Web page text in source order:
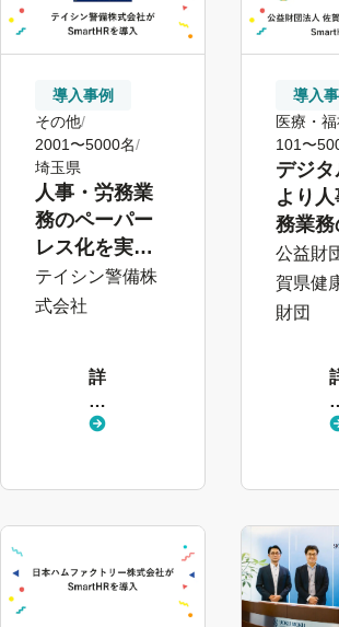
導入事例
その他
2001〜5000名
埼玉県
人事・労務業
務のペーパー
レス化を実現
する各種機能
と使いやすさ
テイシン警備株
式会社
詳
し
く
導入
医療・
101〜
デジ
より
務業務
を軽減
公益財
賀県健
財団